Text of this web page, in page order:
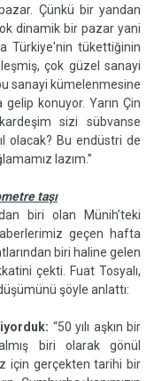
Çünkü bir yandan
dinamik bir pazar yani
Türkiye'nin tükettiğinin
çok güzel sanayi
sanayi kümelenmesine
konuyor. Yarın Çin
sizi sübvanse
olacak? Bu en­düstri de
lazım.”
taşı
biri olan Münih’teki
geçen hafta
biri haline gelen
çekti. Fuat Tosyalı,
şöyle anlattı:
“50 yılı aşkın bir
biri olarak gönül
için gerçekten tarihi bir